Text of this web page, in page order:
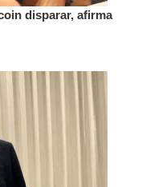
disparar, afirma